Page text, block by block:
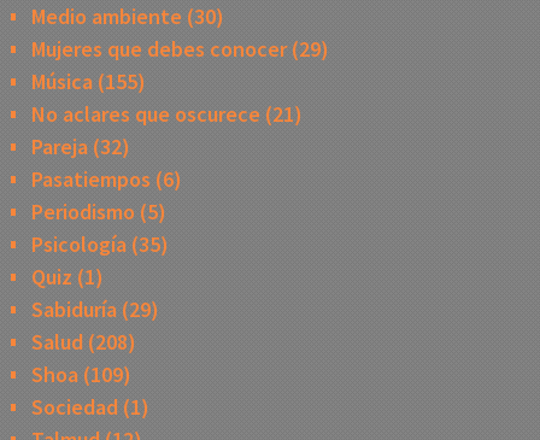
Medio ambiente (30)
Mujeres que debes conocer(29)
Música(155)
No aclares que oscurece (21)
Pareja(32)
Pasatiempos (6)
Periodismo (5)
Psicología(35)
Quiz (1)
Sabiduría(29)
Salud (208)
Shoa(109)
Sociedad(1)